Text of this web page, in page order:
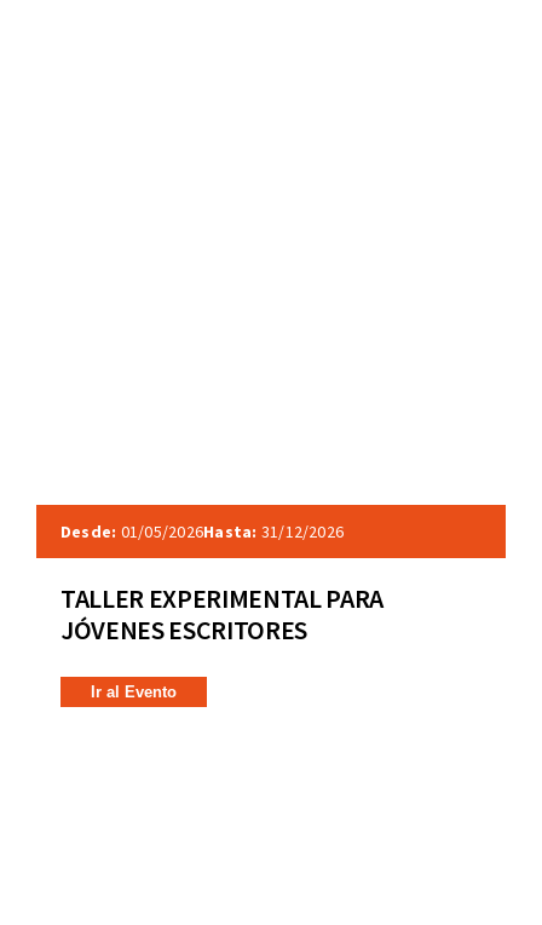
Desde: 01/05/2026Hasta: 31/12/2026
TALLER EXPERIMENTAL PARA
JÓVENES ESCRITORES
Ir al Evento